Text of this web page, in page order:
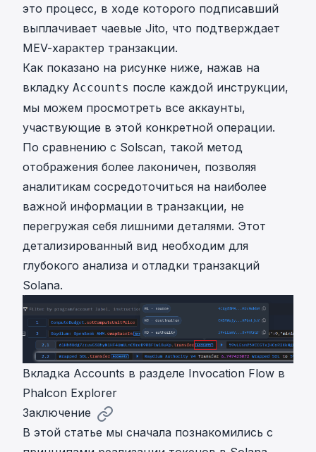
это процесс, в ходе которого подписавший
выплачивает чаевые Jito, что подтверждает
MEV-характер транзакции.
Как показано на рисунке ниже, нажав на
вкладку Accounts после каждой инструкции,
мы можем просмотреть все аккаунты,
участвующие в этой конкретной операции.
По сравнению с Solscan, такой метод
отображения более лаконичен, позволяя
аналитикам сосредоточиться на наиболее
важной информации в транзакции, не
перегружая себя лишними деталями. Этот
детализированный вид необходим для
глубокого анализа и отладки транзакций
Solana.
Вкладка Accounts в разделе Invocation Flow в
Phalcon Explorer
Заключение
В этой статье мы сначала познакомились с